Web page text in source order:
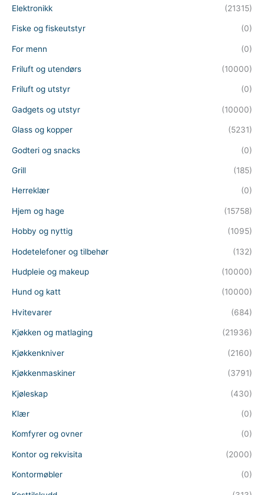
Elektronikk (21315)
Fiske og fiskeutstyr (0)
For menn (0)
Friluft og utendørs (10000)
Friluft og utstyr (0)
Gadgets og utstyr (10000)
Glass og kopper (5231)
Godteri og snacks (0)
Grill (185)
Herreklær (0)
Hjem og hage (15758)
Hobby og nyttig (1095)
Hodetelefoner og tilbehør (132)
Hudpleie og makeup (10000)
Hund og katt (10000)
Hvitevarer (684)
Kjøkken og matlaging (21936)
Kjøkkenkniver (2160)
Kjøkkenmaskiner (3791)
Kjøleskap (430)
Klær (0)
Komfyrer og ovner (0)
Kontor og rekvisita (2000)
Kontormøbler (0)